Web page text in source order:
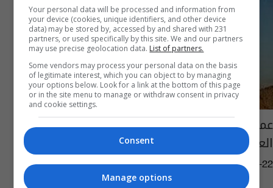
عمليات الانبار تعلن تحرير "برافو" وترفع العلم
العراقي فوقه
03:47 | 2016-09-22
Your personal data will be processed and information from
your device (cookies, unique identifiers, and other device
data) may be stored by, accessed by and shared with 231
partners, or used specifically by this site. We and our partners
may use precise geolocation data. List of partners.
Some vendors may process your personal data on the basis
of legitimate interest, which you can object to by managing
your options below. Look for a link at the bottom of this page
or in the site menu to manage or withdraw consent in privacy
and cookie settings.
Consent
Manage options